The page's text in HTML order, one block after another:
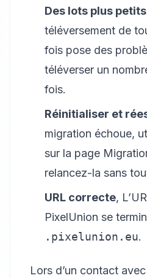
Des lots plus petits
téléversement de
fois pose des
téléverser un
fois.
Réinitialiser et
migration échoue,
sur la page
relancez-la sans
URL correcte,
PixelUnion se
.pixelunion.eu.
Lors d’un contact